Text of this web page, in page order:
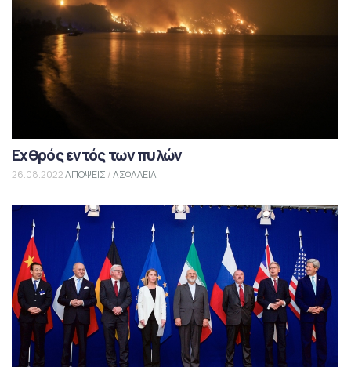
Εχθρός εντός των πυλών
26.08.2022ΑΠΟΨΕΙΣ /ΑΣΦΑΛΕΙΑ